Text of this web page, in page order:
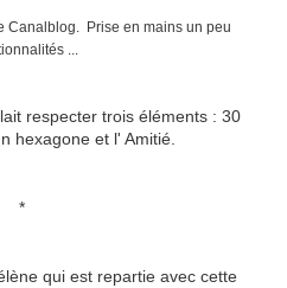
Canalblog. Prise en mains un peu
...
respecter trois éléments : 30
hexagone et l' Amitié.
*
qui est repartie avec cette